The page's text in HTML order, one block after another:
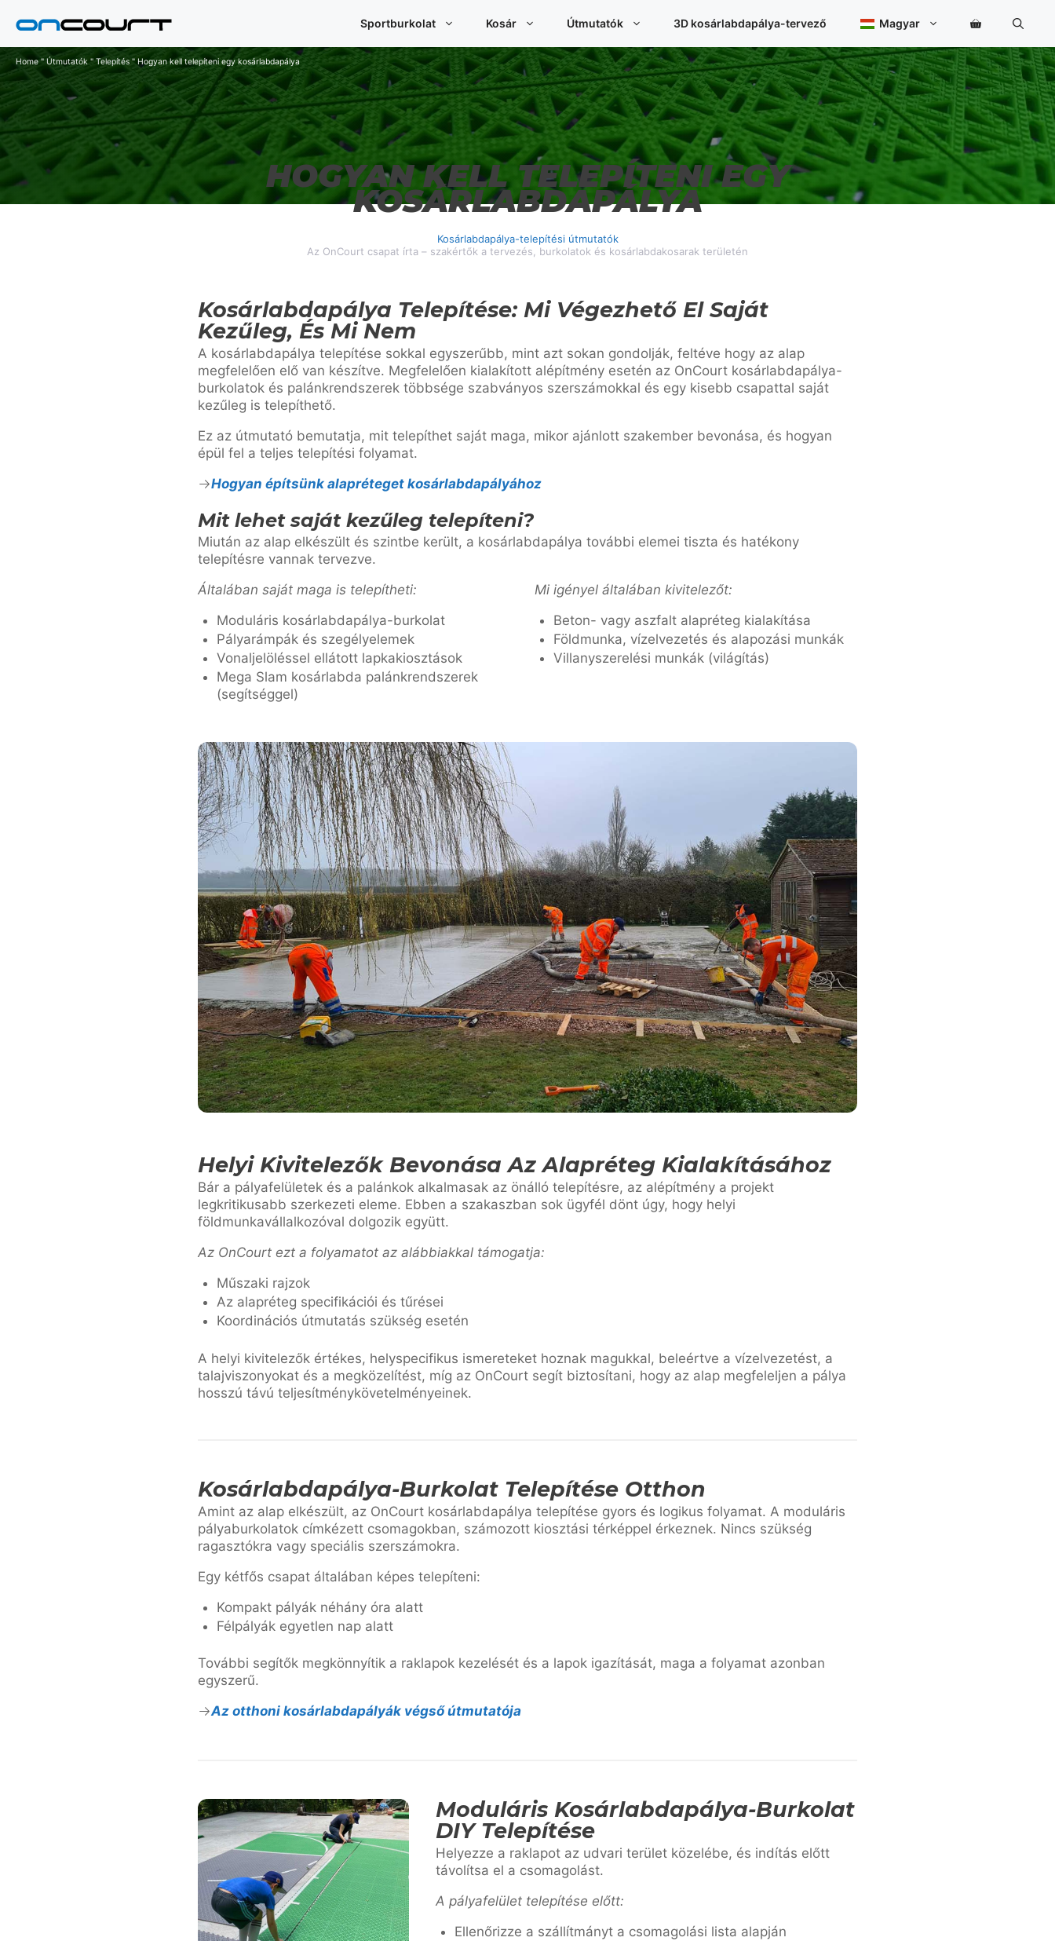
Sportburkolat Kosár Útmutatók 3D kosárlabdapálya-tervező Magyar
Home" Útmutatók"Telepítés " Hogyan kell telepíteni egy kosárlabdapálya
HOGYAN KELL TELEPÍTENI EGY
KOSÁRLABDAPÁLYA
Kosárlabdapálya-telepítési útmutatók
Az OnCourt csapat írta – szakértők a tervezés, burkolatok és kosárlabdakosarak területén
Kosárlabdapálya Telepítése: Mi Végezhető El Saját
Kezűleg, És Mi Nem
A kosárlabdapálya telepítése sokkal egyszerűbb, mint azt sokan gondolják, feltéve hogy az alap
megfelelően elő van készítve. Megfelelően kialakított alépítmény esetén az OnCourt kosárlabdapálya-
burkolatok és palánkrendszerek többsége szabványos szerszámokkal és egy kisebb csapattal saját
kezűleg is telepíthető.
Ez az útmutató bemutatja, mit telepíthet saját maga, mikor ajánlott szakember bevonása, és hogyan
épül fel a teljes telepítési folyamat.
Hogyan építsünk alapréteget kosárlabdapályához
Mit lehet saját kezűleg telepíteni?
Miután az alap elkészült és szintbe került, a kosárlabdapálya további elemei tiszta és hatékony
telepítésre vannak tervezve.
Általában saját maga is telepítheti:
Moduláris kosárlabdapálya-burkolat
Pályarámpák és szegélyelemek
Vonaljelöléssel ellátott lapkakiosztások
Mega Slam kosárlabda palánkrendszerek
(segítséggel)
Mi igényel általában kivitelezőt:
Beton- vagy aszfalt alapréteg kialakítása
Földmunka, vízelvezetés és alapozási munkák
Villanyszerelési munkák (világítás)
Helyi Kivitelezők Bevonása Az Alapréteg Kialakításához
Bár a pályafelületek és a palánkok alkalmasak az önálló telepítésre, az alépítmény a projekt
legkritikusabb szerkezeti eleme. Ebben a szakaszban sok ügyfél dönt úgy, hogy helyi
földmunkavállalkozóval dolgozik együtt.
Az OnCourt ezt a folyamatot az alábbiakkal támogatja:
Műszaki rajzok
Az alapréteg specifikációi és tűrései
Koordinációs útmutatás szükség esetén
A helyi kivitelezők értékes, helyspecifikus ismereteket hoznak magukkal, beleértve a vízelvezetést, a
talajviszonyokat és a megközelítést, míg az OnCourt segít biztosítani, hogy az alap megfeleljen a pálya
hosszú távú teljesítménykövetelményeinek.
Kosárlabdapálya-Burkolat Telepítése Otthon
Amint az alap elkészült, az OnCourt kosárlabdapálya telepítése gyors és logikus folyamat. A moduláris
pályaburkolatok címkézett csomagokban, számozott kiosztási térképpel érkeznek. Nincs szükség
ragasztókra vagy speciális szerszámokra.
Egy kétfős csapat általában képes telepíteni:
Kompakt pályák néhány óra alatt
Félpályák egyetlen nap alatt
További segítők megkönnyítik a raklapok kezelését és a lapok igazítását, maga a folyamat azonban
egyszerű.
Az otthoni kosárlabdapályák végső útmutatója
Moduláris Kosárlabdapálya-Burkolat
DIY Telepítése
Helyezze a raklapot az udvari terület közelébe, és indítás előtt
távolítsa el a csomagolást.
A pályafelület telepítése előtt:
Ellenőrizze a szállítmányt a csomagolási lista alapján